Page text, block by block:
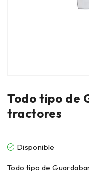
Todo tipo de
tractores
Disponible
Todo tipo de